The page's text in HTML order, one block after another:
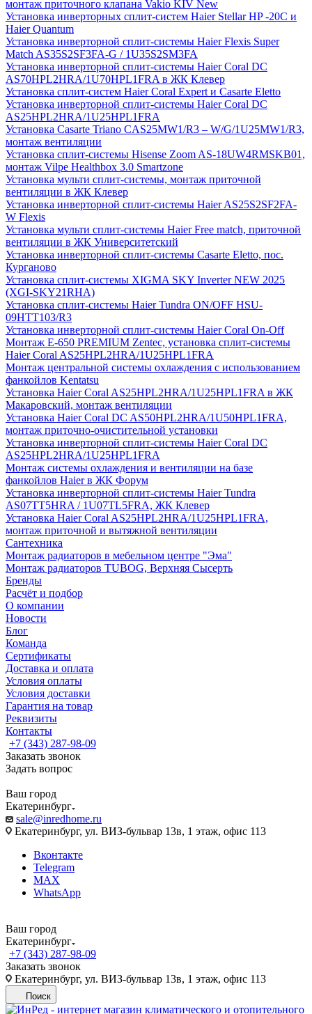
монтаж приточного клапана Vakio KIV New
Установка инверторных сплит-систем Haier Stellar HP -20С и
Haier Quantum
Установка инверторной сплит-системы Haier Flexis Super
Match AS35S2SF3FA-G / 1U35S2SM3FA
Установка инверторной сплит-системы Haier Coral DC
AS70HPL2HRA/1U70HPL1FRA в ЖК Клевер
Установка сплит-систем Haier Coral Expert и Casarte Eletto
Установка инверторной сплит-системы Haier Coral DC
AS25HPL2HRA/1U25HPL1FRA
Установка Casarte Triano CAS25MW1/R3 – W/G/1U25MW1/R3,
монтаж вентиляции
Установка сплит-системы Hisense Zoom AS-18UW4RMSKB01,
монтаж Vilpe Healthbox 3.0 Smartzone
Установка мульти сплит-системы, монтаж приточной
вентиляции в ЖК Клевер
Установка инверторной сплит-системы Haier AS25S2SF2FA-
W Flexis
Установка мульти сплит-системы Haier Free match, приточной
вентиляции в ЖК Университетский
Установка инверторной сплит-системы Casarte Eletto, пос.
Курганово
Установка сплит-системы XIGMA SKY Inverter NEW 2025
(XGI-SKY21RHA)
Установка сплит-системы Haier Tundra ON/OFF HSU-
09HTT103/R3
Установка инверторной сплит-системы Haier Coral On-Off
Монтаж E-650 PREMIUM Zentec, установка сплит-системы
Haier Coral AS25HPL2HRA/1U25HPL1FRA
Монтаж центральной системы охлаждения с использованием
фанкойлов Kentatsu
Установка Haier Coral AS25HPL2HRA/1U25HPL1FRA в ЖК
Макаровский, монтаж вентиляции
Установка Haier Coral DC AS50HPL2HRA/1U50HPL1FRA,
монтаж приточно-очистительной установки
Установка инверторной сплит-системы Haier Coral DC
AS25HPL2HRA/1U25HPL1FRA
Монтаж системы охлаждения и вентиляции на базе
фанкойлов Haier в ЖК Форум
Установка инверторной сплит-системы Haier Tundra
AS07TT5HRA / 1U07TL5FRA, ЖК Клевер
Установка Haier Coral AS25HPL2HRA/1U25HPL1FRA,
монтаж приточной и вытяжной вентиляции
Сантехника
Монтаж радиаторов в мебельном центре "Эма"
Монтаж радиаторов TUBOG, Верхняя Сысерть
Бренды
Расчёт и подбор
О компании
Новости
Блог
Команда
Сертификаты
Доставка и оплата
Условия оплаты
Условия доставки
Гарантия на товар
Реквизиты
Контакты
+7 (343) 287-98-09
Заказать звонок
Задать вопрос
Ваш город
Екатеринбург
sale@inredhome.ru
Екатеринбург, ул. ВИЗ-бульвар 13в, 1 этаж, офис 113
Вконтакте
Telegram
MAX
WhatsApp
Ваш город
Екатеринбург
+7 (343) 287-98-09
Заказать звонок
Екатеринбург, ул. ВИЗ-бульвар 13в, 1 этаж, офис 113
Поиск